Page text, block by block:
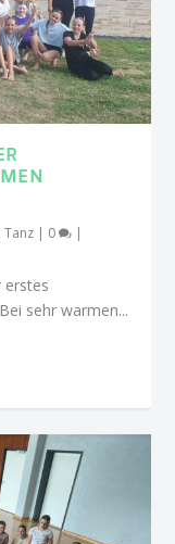
,Tanz | 0 |
erstes
sehr warmen...